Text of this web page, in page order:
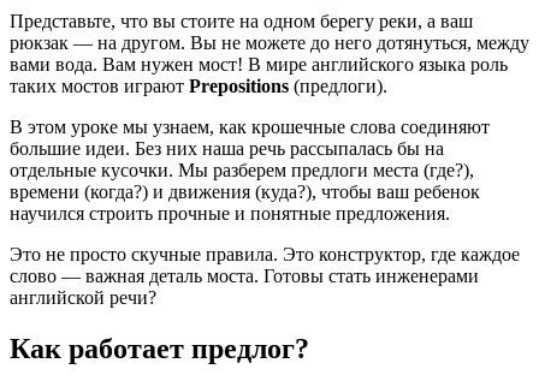
Представьте, что вы стоите на одном берегу реки, а ваш
рюкзак — на другом. Вы не можете до него дотянуться, между
вами вода. Вам нужен мост! В мире английского языка роль
таких мостов играют Prepositions (предлоги).
В этом уроке мы узнаем, как крошечные слова соединяют
большие идеи. Без них наша речь рассыпалась бы на
отдельные кусочки. Мы разберем предлоги места (где?),
времени (когда?) и движения (куда?), чтобы ваш ребенок
научился строить прочные и понятные предложения.
Это не просто скучные правила. Это конструктор, где каждое
слово — важная деталь моста. Готовы стать инженерами
английской речи?
Как работает предлог?